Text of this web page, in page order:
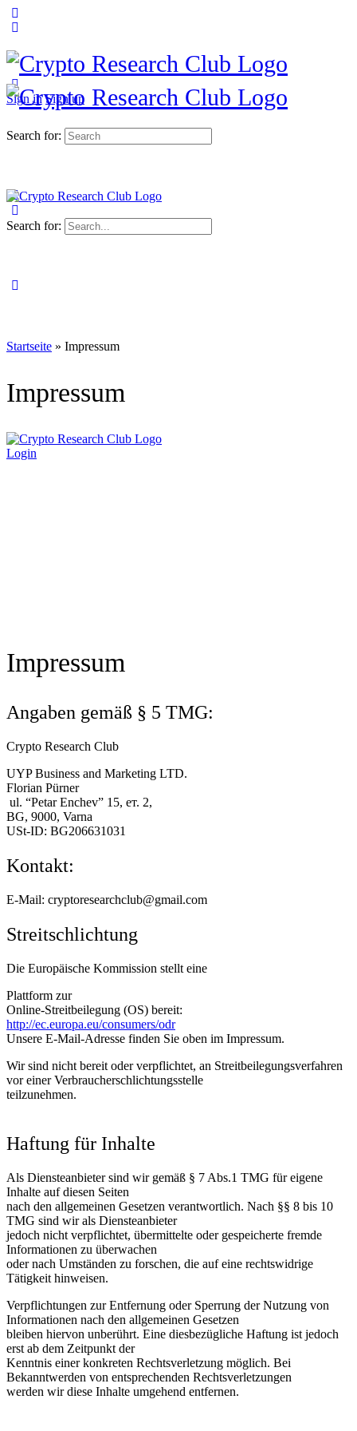
Sign in Sign up
Search for:
Search for:
Startseite » Impressum
Impressum
Login
Impressum
Angaben gemäß § 5 TMG:
Crypto Research Club
UYP Business and Marketing LTD.
Florian Pürner
ul. “Petar Enchev” 15, ет. 2,
BG, 9000, Varna
USt-ID: BG206631031
Kontakt:
E-Mail: cryptoresearchclub@gmail.com
Streitschlichtung
Die Europäische Kommission stellt eine
Plattform zur
Online-Streitbeilegung (OS) bereit:
http://ec.europa.eu/consumers/odr
Unsere E-Mail-Adresse finden Sie oben im Impressum.
Wir sind nicht bereit oder verpflichtet, an Streitbeilegungsverfahren
vor einer Verbraucherschlichtungsstelle
teilzunehmen.
Haftung für Inhalte
Als Diensteanbieter sind wir gemäß § 7 Abs.1 TMG für eigene
Inhalte auf diesen Seiten
nach den allgemeinen Gesetzen verantwortlich. Nach §§ 8 bis 10
TMG sind wir als Diensteanbieter
jedoch nicht verpflichtet, übermittelte oder gespeicherte fremde
Informationen zu überwachen
oder nach Umständen zu forschen, die auf eine rechtswidrige
Tätigkeit hinweisen.
Verpflichtungen zur Entfernung oder Sperrung der Nutzung von
Informationen nach den allgemeinen Gesetzen
bleiben hiervon unberührt. Eine diesbezügliche Haftung ist jedoch
erst ab dem Zeitpunkt der
Kenntnis einer konkreten Rechtsverletzung möglich. Bei
Bekanntwerden von entsprechenden Rechtsverletzungen
werden wir diese Inhalte umgehend entfernen.